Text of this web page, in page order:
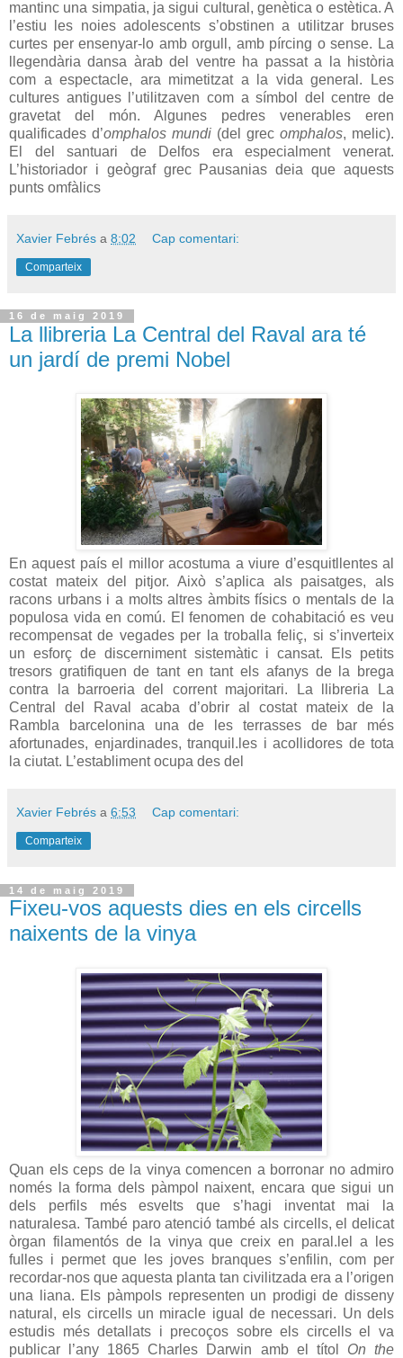
mantinc una simpatia, ja sigui cultural, genètica o estètica. A
l’estiu les noies adolescents s’obstinen a utilitzar bruses
curtes per ensenyar-lo amb orgull, amb pírcing o sense. La
llegendària dansa àrab del ventre ha passat a la història
com a espectacle, ara mimetitzat a la vida general. Les
cultures antigues l’utilitzaven com a símbol del centre de
gravetat del món. Algunes pedres venerables eren
qualificades d’omphalos mundi (del grec omphalos, melic).
El del santuari de Delfos era especialment venerat.
L’historiador i geògraf grec Pausanias deia que aquests
punts omfàlics
Xavier Febrés a 8:02 Cap comentari:
Comparteix
16 de maig 2019
La llibreria La Central del Raval ara té
un jardí de premi Nobel
En aquest país el millor acostuma a viure d’esquitllentes al
costat mateix del pitjor. Això s’aplica als paisatges, als
racons urbans i a molts altres àmbits físics o mentals de la
populosa vida en comú. El fenomen de cohabitació es veu
recompensat de vegades per la troballa feliç, si s’inverteix
un esforç de discerniment sistemàtic i cansat. Els petits
tresors gratifiquen de tant en tant els afanys de la brega
contra la barroeria del corrent majoritari. La llibreria La
Central del Raval acaba d’obrir al costat mateix de la
Rambla barcelonina una de les terrasses de bar més
afortunades, enjardinades, tranquil.les i acollidores de tota
la ciutat. L’establiment ocupa des del
Xavier Febrés a 6:53 Cap comentari:
Comparteix
14 de maig 2019
Fixeu-vos aquests dies en els circells
naixents de la vinya
Quan els ceps de la vinya comencen a borronar no admiro
només la forma dels pàmpol naixent, encara que sigui un
dels perfils més esvelts que s’hagi inventat mai la
naturalesa. També paro atenció també als circells, el delicat
òrgan filamentós de la vinya que creix en paral.lel a les
fulles i permet que les joves branques s’enfilin, com per
recordar-nos que aquesta planta tan civilitzada era a l’origen
una liana. Els pàmpols representen un prodigi de disseny
natural, els circells un miracle igual de necessari. Un dels
estudis més detallats i precoços sobre els circells el va
publicar l’any 1865 Charles Darwin amb el títol On the